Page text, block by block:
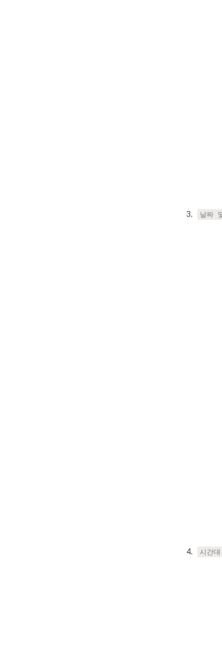
3. 날짜
4. 시간